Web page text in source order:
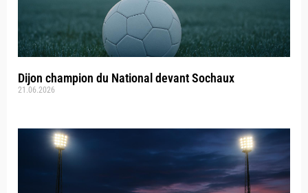
Dijon champion du National devant Sochaux
21.06.2026